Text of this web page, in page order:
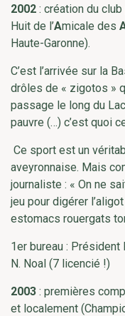
2002 : création du club
Huit de l’Amicale des
Haute-Garonne).
C’est l’arrivée sur la
drôles de « zigotos »
passage le long du
pauvre (…) c’est quoi
Ce sport est un
aveyronnaise. Mais
journaliste : « On ne
jeu pour digérer
estomacs rouergats
1er bureau : Président
N. Noal (7 licencié !)
2003 : premières
et localement